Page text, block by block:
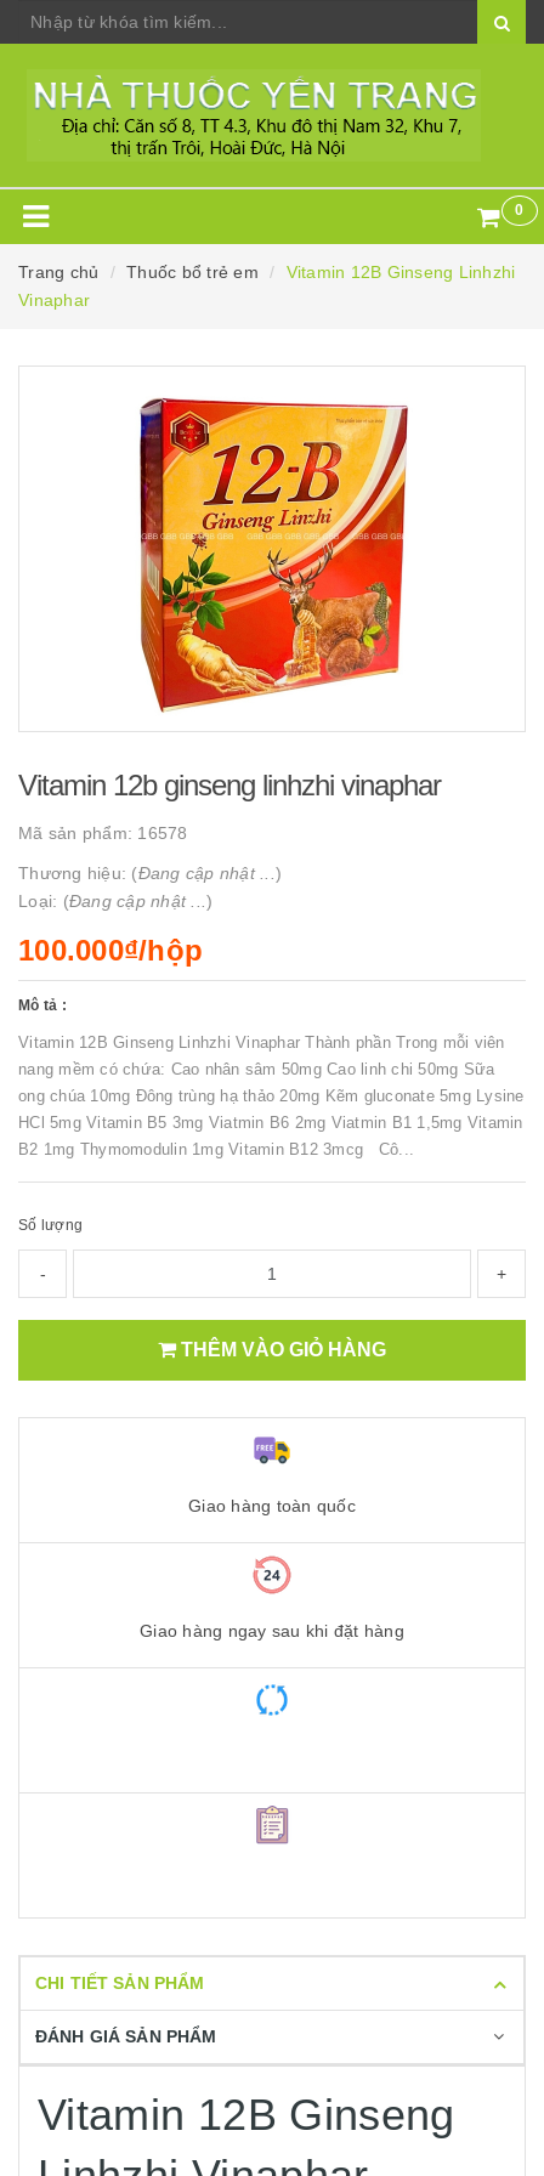
0
Trang chủ Thuốc bổ trẻ em
Vitamin 12B Ginseng Linhzhi
Vinaphar
Vitamin 12b ginseng linhzhi vinaphar
Mã sản phẩm: 16578
Thương hiệu: (Đang cập nhật ... )
Loại: (Đang cập nhật ... )
100.000₫/hộp
Mô tả :
Vitamin 12B Ginseng Linhzhi Vinaphar Thành phần Trong mỗi viên
nang mềm có chứa: Cao nhân sâm 50mg Cao linh chi 50mg Sữa
ong chúa 10mg Đông trùng hạ thảo 20mg Kẽm gluconate 5mg Lysine
HCl 5mg Vitamin B5 3mg Viatmin B6 2mg Viatmin B1 1,5mg Vitamin
B2 1mg Thymomodulin 1mg Vitamin B12 3mcg Cô...
Số lượng
- +
THÊM VÀO GIỎ HÀNG
Giao hàng toàn quốc
Giao hàng ngay sau khi đặt hàng
CHI TIẾT SẢN PHẨM
ĐÁNH GIÁ SẢN PHẨM
Vitamin 12B Ginseng